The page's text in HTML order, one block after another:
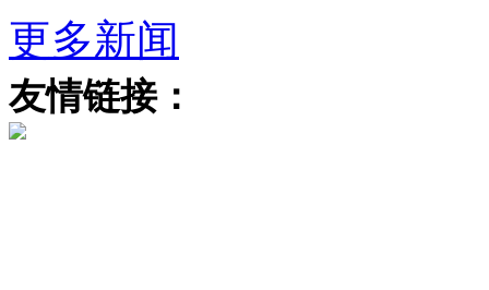
更多新闻
友情链接：